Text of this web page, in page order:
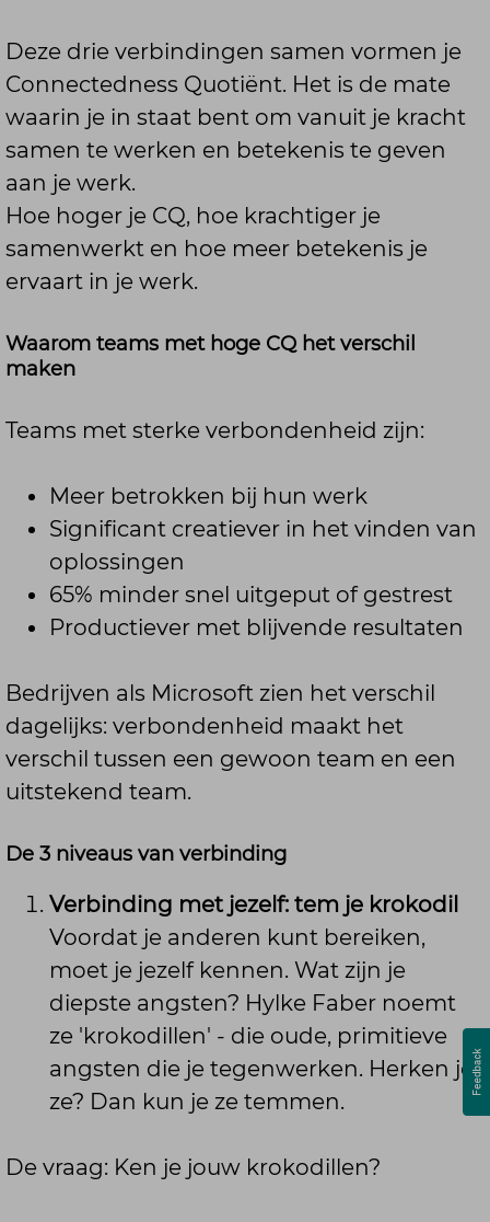
Deze drie verbindingen samen vormen je
Connectedness Quotiënt. Het is de mate
waarin je in staat bent om vanuit je kracht
samen te werken en betekenis te geven
aan je werk.
Hoe hoger je CQ, hoe krachtiger je
samenwerkt en hoe meer betekenis je
ervaart in je werk.
Waarom teams met hoge CQ het verschil
maken
Teams met sterke verbondenheid zijn:
Meer betrokken bij hun werk
Significant creatiever in het vinden van
oplossingen
65% minder snel uitgeput of gestrest
Productiever met blijvende resultaten
Bedrijven als Microsoft zien het verschil
dagelijks: verbondenheid maakt het
verschil tussen een gewoon team en een
uitstekend team.
De 3 niveaus van verbinding
Verbinding met jezelf: tem je krokodil
Voordat je anderen kunt bereiken,
moet je jezelf kennen. Wat zijn je
diepste angsten? Hylke Faber noemt
ze 'krokodillen' - die oude, primitieve
angsten die je tegenwerken. Herken je
ze? Dan kun je ze temmen.
De vraag: Ken je jouw krokodillen?